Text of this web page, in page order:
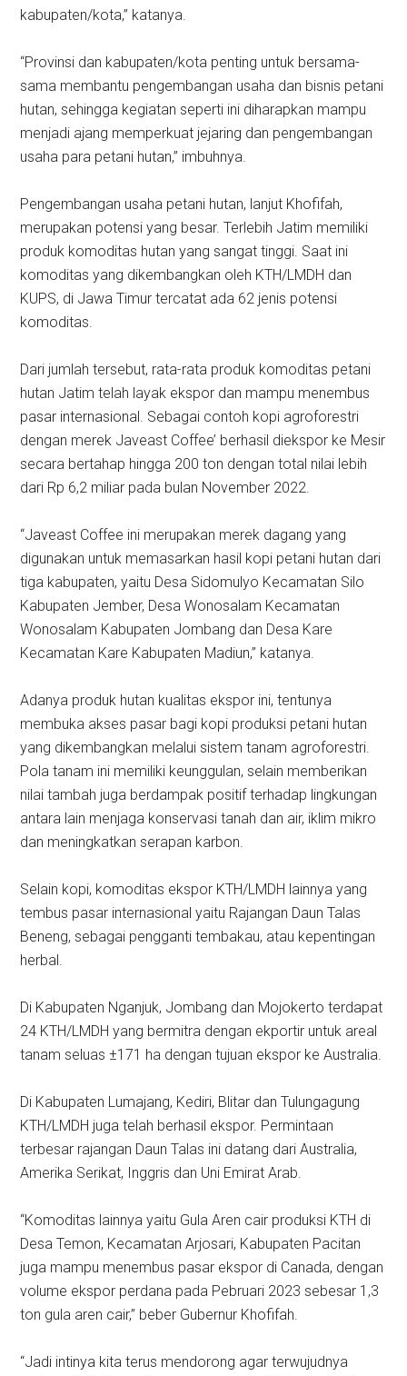
kabupaten/kota,” katanya.
“Provinsi dan kabupaten/kota penting untuk bersama-
sama membantu pengembangan usaha dan bisnis petani
hutan, sehingga kegiatan seperti ini diharapkan mampu
menjadi ajang memperkuat jejaring dan pengembangan
usaha para petani hutan,” imbuhnya.
Pengembangan usaha petani hutan, lanjut Khofifah,
merupakan potensi yang besar. Terlebih Jatim memiliki
produk komoditas hutan yang sangat tinggi. Saat ini
komoditas yang dikembangkan oleh KTH/LMDH dan
KUPS, di Jawa Timur tercatat ada 62 jenis potensi
komoditas.
Dari jumlah tersebut, rata-rata produk komoditas petani
hutan Jatim telah layak ekspor dan mampu menembus
pasar internasional. Sebagai contoh kopi agroforestri
dengan merek Javeast Coffee’ berhasil diekspor ke Mesir
secara bertahap hingga 200 ton dengan total nilai lebih
dari Rp 6,2 miliar pada bulan November 2022.
“Javeast Coffee ini merupakan merek dagang yang
digunakan untuk memasarkan hasil kopi petani hutan dari
tiga kabupaten, yaitu Desa Sidomulyo Kecamatan Silo
Kabupaten Jember, Desa Wonosalam Kecamatan
Wonosalam Kabupaten Jombang dan Desa Kare
Kecamatan Kare Kabupaten Madiun,” katanya.
Adanya produk hutan kualitas ekspor ini, tentunya
membuka akses pasar bagi kopi produksi petani hutan
yang dikembangkan melalui sistem tanam agroforestri.
Pola tanam ini memiliki keunggulan, selain memberikan
nilai tambah juga berdampak positif terhadap lingkungan
antara lain menjaga konservasi tanah dan air, iklim mikro
dan meningkatkan serapan karbon.
Selain kopi, komoditas ekspor KTH/LMDH lainnya yang
tembus pasar internasional yaitu Rajangan Daun Talas
Beneng, sebagai pengganti tembakau, atau kepentingan
herbal.
Di Kabupaten Nganjuk, Jombang dan Mojokerto terdapat
24 KTH/LMDH yang bermitra dengan ekportir untuk areal
tanam seluas ±171 ha dengan tujuan ekspor ke Australia.
Di Kabupaten Lumajang, Kediri, Blitar dan Tulungagung
KTH/LMDH juga telah berhasil ekspor. Permintaan
terbesar rajangan Daun Talas ini datang dari Australia,
Amerika Serikat, Inggris dan Uni Emirat Arab.
“Komoditas lainnya yaitu Gula Aren cair produksi KTH di
Desa Temon, Kecamatan Arjosari, Kabupaten Pacitan
juga mampu menembus pasar ekspor di Canada, dengan
volume ekspor perdana pada Pebruari 2023 sebesar 1,3
ton gula aren cair,” beber Gubernur Khofifah.
“Jadi intinya kita terus mendorong agar terwujudnya